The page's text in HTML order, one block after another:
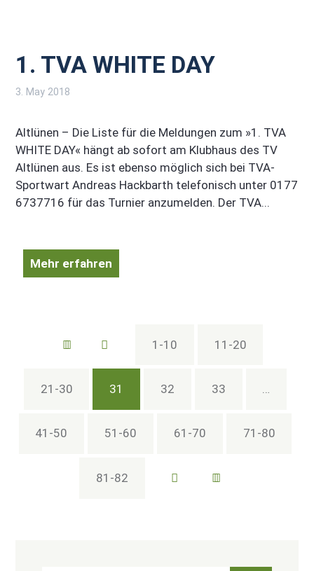
1. TVA WHITE DAY
3. May 2018
Altlünen – Die Liste für die Meldungen zum »1. TVA
WHITE DAY« hängt ab sofort am Klubhaus des TV
Altlünen aus. Es ist ebenso möglich sich bei TVA-
Sportwart Andreas Hackbarth telefonisch unter 0177
6737716 für das Turnier anzumelden. Der TVA...
Mehr erfahren
1-10 11-20
21-30 31 32 33 …
41-50 51-60 61-70 71-80
81-82